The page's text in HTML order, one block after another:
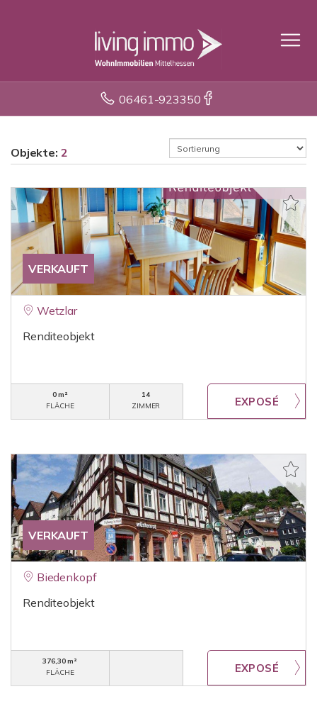
06461-923350
Objekte: 2
VERKAUFT
Wetzlar
Renditeobjekt
0 m²
FLÄCHE
14
ZIMMER
VERKAUFT
Biedenkopf
Renditeobjekt
376,30 m²
FLÄCHE